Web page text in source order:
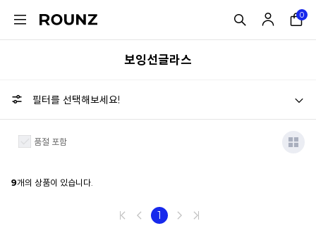
0
보잉선글라스
필터를 선택해보세요!
품절 포함
9개의 상품이 있습니다.
1